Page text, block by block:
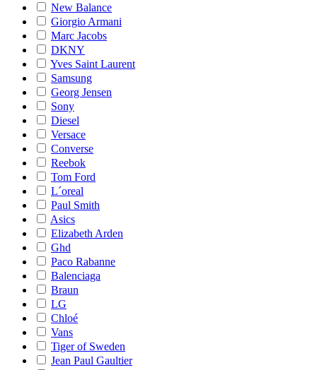
New Balance
Giorgio Armani
Marc Jacobs
DKNY
Yves Saint Laurent
Samsung
Georg Jensen
Sony
Diesel
Versace
Converse
Reebok
Tom Ford
L´oreal
Paul Smith
Asics
Elizabeth Arden
Ghd
Paco Rabanne
Balenciaga
Braun
LG
Chloé
Vans
Tiger of Sweden
Jean Paul Gaultier